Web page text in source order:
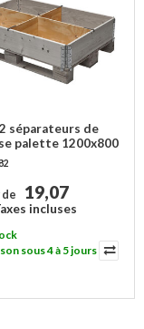
séparateurs de
palette 1200x800
19,07
incluses
sous 4 à 5 jours